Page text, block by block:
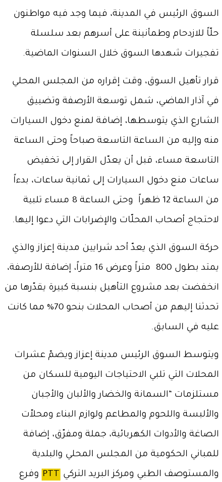
السوق الرئيس في المدينة، فيما وجد فيه مواطنون
حلّاً للازدحام وطمأنينة على أسرهم بعد سلسلة
تفجيرات شهدها السوق خلال السنوات الماضية.
قرار تأهيل السوق، وقت إقراره من المجلس المحلي
في آذار الماضي، شمل توسعة الأرصفة وتضييق
الشارع الذي يتوسطها، إضافة لمنع دخول السيارات
منه وإليه من الساعة التاسعة صباحاً وحتى الساعة
التاسعة مساء، قبل أن يعدّل القرار إلى تخفيض
ساعات منع دخول السيارات إلى ثمانية ساعات، بدءاً
من الساعة 12 ظهراً وحتى الساعة 8 مساء تلبية
لاحتجاج أصحاب المحلّات والإضرابات التي دعوا إليها.
حركة السوق الذي يعدّ أحد شرايين مدينة إعزاز والذي
يمتد بطول 800 متراً وعرض 16 متراً، إضافة للأرصفة،
انخفضت بعد مشروع التأهيل بنسبة كبيرة يقدّرها من
تحدثنا إليهم من أصحاب المحلات بنحو 70% مما كانت
عليه في السابق.
ويتوسط السوق الرئيس مدينة إعزاز ويضمّ عشرات
المحلات التي تلبي الاحتياجات اليومية للسكان من
مستلزمات “السمانة والخضار والألبان والأجبان
والألبسة واللحوم والمطاعم ولوازم البناء ومحلاّت
الصاغة والأدوات الكهربائية، جملة ومفرّق، إضافة
للمباني الحكومية من المجلس المحلي والبلدية
والمستوصف الطبي ومركز البريد التركي
PTT وفرع